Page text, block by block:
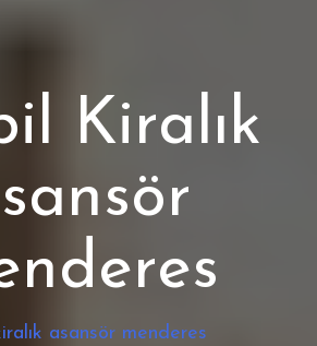
Kiralık
asansör menderes